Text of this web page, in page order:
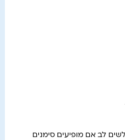
לב אם מופיעים סימנים